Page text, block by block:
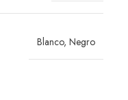
Blanco,Negro